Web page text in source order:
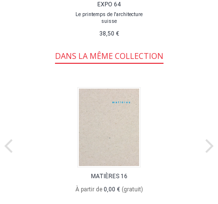
EXPO 64
Le printemps de l'architecture
suisse
38,50 €
DANS LA MÊME COLLECTION
MATIÈRES 16
À partir de 0,00 € (gratuit)